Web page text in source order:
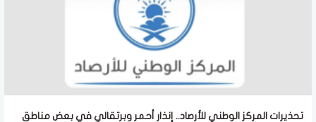
تحذيرات المركز الوطني للأرصاد.. إنذار أحمر وبرتقالي في بعض مناطق